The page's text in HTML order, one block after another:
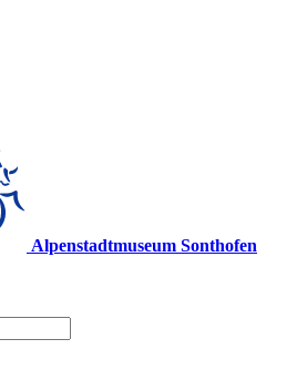
Alpenstadtmuseum Sonthofen